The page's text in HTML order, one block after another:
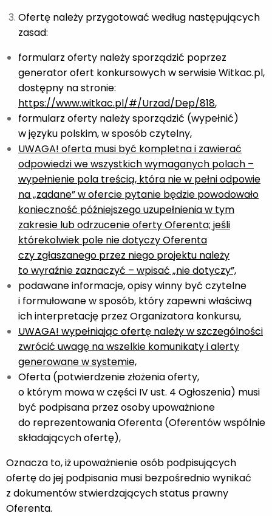
Ofertę należy przygotować według następujących
zasad:
formularz oferty należy sporządzić poprzez
generator ofert konkursowych w serwisie Witkac.pl,
dostępny na stronie:
https://www.witkac.pl/#/Urzad/Dep/818,
formularz oferty należy sporządzić (wypełnić)
w języku polskim, w sposób czytelny,
UWAGA! oferta musi być kompletna i zawierać
odpowiedzi we wszystkich wymaganych polach –
wypełnienie pola treścią, która nie w pełni odpowie
na „zadane” w ofercie pytanie będzie powodowało
konieczność późniejszego uzupełnienia w tym
zakresie lub odrzucenie oferty Oferenta; jeśli
którekolwiek pole nie dotyczy Oferenta
czy zgłaszanego przez niego projektu należy
to wyraźnie zaznaczyć – wpisać „nie dotyczy”,
podawane informacje, opisy winny być czytelne
i formułowane w sposób, który zapewni właściwą
ich interpretację przez Organizatora konkursu,
UWAGA! wypełniając ofertę należy w szczególności
zwrócić uwagę na wszelkie komunikaty i alerty
generowane w systemie,
Oferta (potwierdzenie złożenia oferty,
o którym mowa w części IV ust. 4 Ogłoszenia) musi
być podpisana przez osoby upoważnione
do reprezentowania Oferenta (Oferentów wspólnie
składających ofertę),
Oznacza to, iż upoważnienie osób podpisujących
ofertę do jej podpisania musi bezpośrednio wynikać
z dokumentów stwierdzających status prawny
Oferenta.